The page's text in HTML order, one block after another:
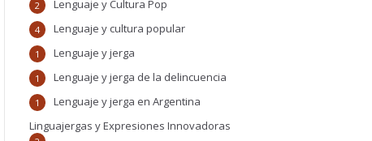
Lenguaje y Cultura Pop
2
Lenguaje y cultura popular
4
Lenguaje y jerga
1
Lenguaje y jerga de la delincuencia
1
Lenguaje y jerga en Argentina
1
Linguajergas y Expresiones Innovadoras